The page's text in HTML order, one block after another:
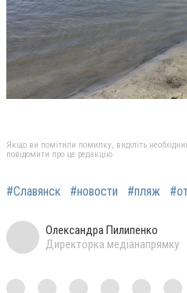
Якщо ви помітили помилку, виділіть
повідомити про це редакцію
#Славянск #новости #пляж
Олександра Пилипенко
Директорка медіанапрямку